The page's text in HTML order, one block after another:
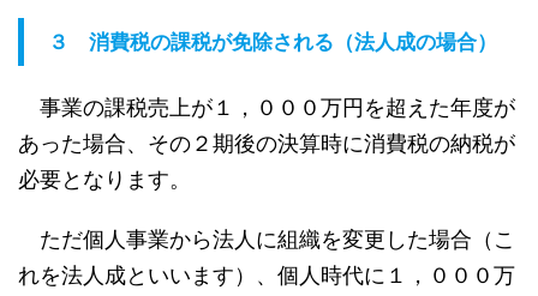
３ 消費税の課税が免除される（法人成の場合）
事業の課税売上が１，０００万円を超えた年度が
あった場合、その２期後の決算時に消費税の納税が
必要となります。
ただ個人事業から法人に組織を変更した場合（こ
れを法人成といいます）、個人時代に１，０００万